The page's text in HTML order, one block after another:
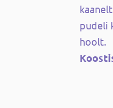
pudeli
hoolt.